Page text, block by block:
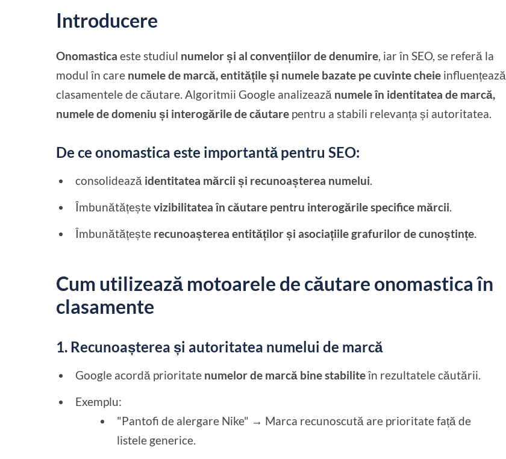
Introducere
Onomastica este studiul numelor și al convențiilor de denumire, iar în SEO, se referă la
modul în care numele de marcă, entitățile și numele bazate pe cuvinte cheie influențează
clasamentele de căutare. Algoritmii Google analizează numele în identitatea de marcă,
numele de domeniu și interogările de căutare pentru a stabili relevanța și autoritatea.
De ce onomastica este importantă pentru SEO:
consolidează identitatea mărcii și recunoașterea numelui.
Îmbunătățeștevizibilitatea în căutare pentru interogările specifice mărcii.
Îmbunătățește recunoașterea entităților și asociațiile grafurilor de cunoștințe.
Cum utilizează motoarele de căutare onomastica în
clasamente
1. Recunoașterea și autoritatea numelui de marcă
Google acordă prioritate numelor de marcă bine stabiliteîn rezultatele căutării.
Exemplu:
"Pantofi de alergare Nike" → Marca recunoscută are prioritate față de
listele generice.